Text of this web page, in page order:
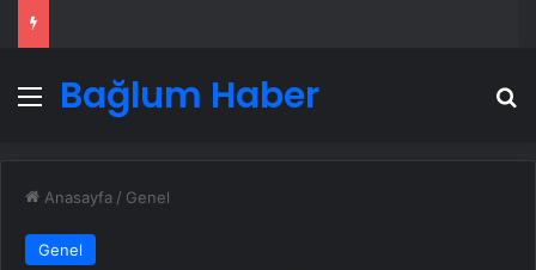
Menü
Bağlum Haber
Anasayfa / Genel
Genel